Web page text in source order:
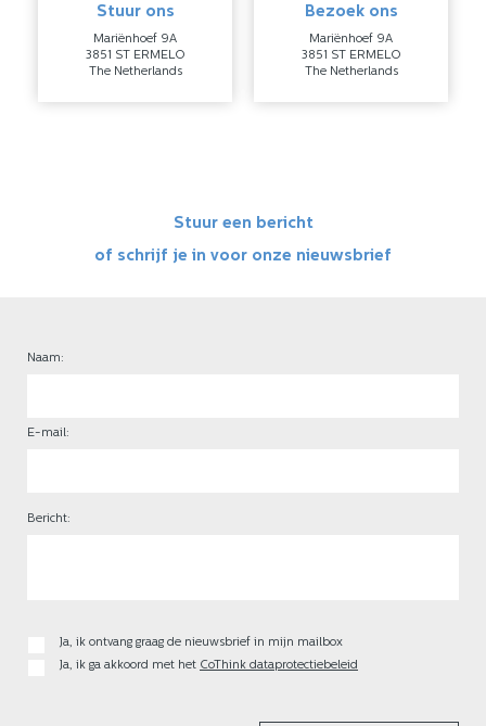
Stuur ons
Mariënhoef 9A
3851 ST ERMELO
The Netherlands
Bezoek ons
Mariënhoef 9A
3851 ST ERMELO
The Netherlands
Stuur een bericht
of schrijf je in voor onze nieuwsbrief
Naam:
E-mail:
Bericht:
Ja, ik ontvang graag de nieuwsbrief in mijn mailbox
Ja, ik ga akkoord met het CoThink dataprotectiebeleid